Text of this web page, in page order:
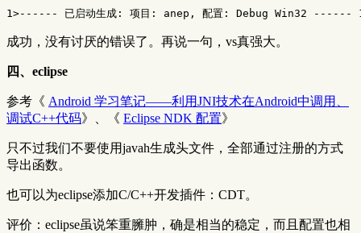
成功，没有讨厌的错误了。再说一句，vs真强大。
四、eclipse
参考《 Android 学习笔记——利用JNI技术在Android中调用、
调试C++代码》、《 Eclipse NDK 配置》
只不过我们不要使用javah生成头文件，全部通过注册的方式
导出函数。
也可以为eclipse添加C/C++开发插件：CDT。
评价：eclipse虽说笨重臃肿，确是相当的稳定，而且配置也相